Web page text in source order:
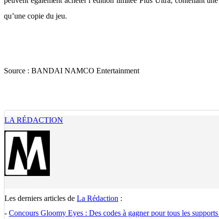
qu’une copie du jeu.
Source : BANDAI NAMCO Entertainment
LA RÉDACTION
Les derniers articles de La Rédaction :
- Concours Gloomy Eyes : Des codes à gagner pour tous les